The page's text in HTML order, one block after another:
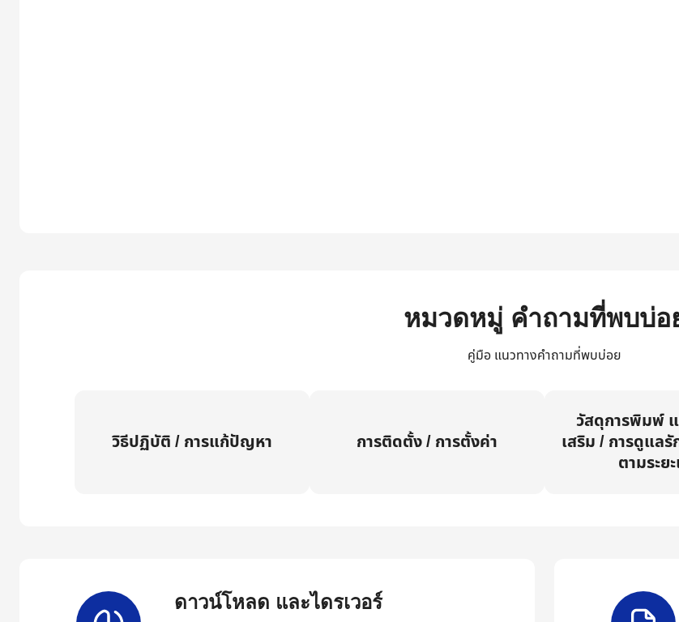
หมวดหมู่ คำถามที่พบบ่อ
คู่มือ แนวทางคำถามที่พบบ่อย
วิธีปฏิบัติ / การแก้ปัญหา การติดตั้ง / การตั้งค่า
วัสดุการพิมพ์
เสริม / การดูแล
ตามระย
ดาวน์โหลด และไดรเวอร์